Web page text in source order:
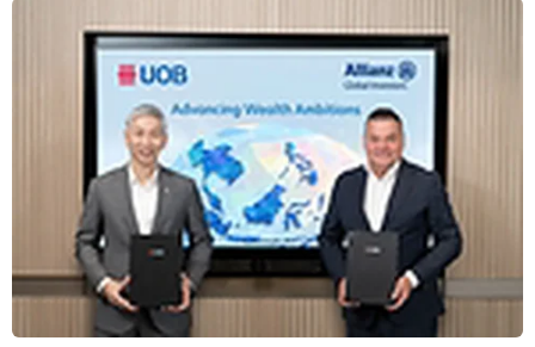
#Nhà ở xã hội #Người có công
#Bộ xây dựng
#hỗ trợ nhà ở
#Sửa chữa nhà #Cải tạo nhà
Theo dõi VietnamPlus